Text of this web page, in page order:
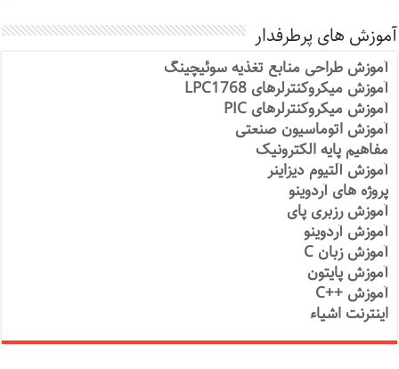
آموزش های پرطرفدار
آموزش طراحی منابع تغذیه سوئیچینگ
آموزش میکروکنترلرهای LPC1768
آموزش میکروکنترلرهای PIC
آموزش اتوماسیون صنعتی
مفاهیم پایه الکترونیک
آموزش آلتیوم دیزاینر
پروژه های آردوینو
آموزش رزبری پای
آموزش آردوینو
آموزش زبان C
آموزش پایتون
آموزش ++C
اینترنت اشیاء